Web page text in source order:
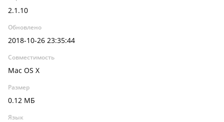
2.1.10
Обновлено
2018-10-26 23:35:44
Совместимость
Mac OS X
Размер
0.12 МБ
Язык